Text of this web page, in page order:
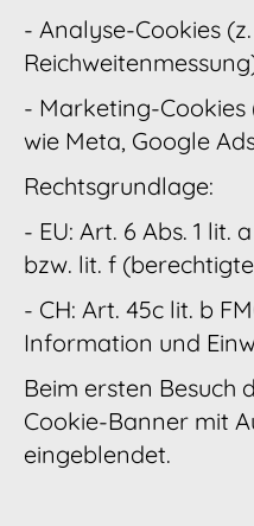
- Analyse-Cookies
- Marketing-Cookies
wie Meta, Google
Rechtsgrundlage:
- EU: Art. 6 Abs. 1 lit.
bzw. lit. f
- CH: Art. 45c lit. b
Information und
Beim ersten Besuch
Cookie-Banner mit
eingeblendet.